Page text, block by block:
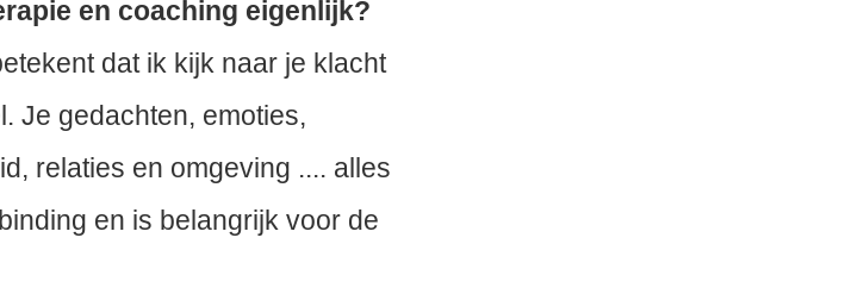
en coaching eigenlijk?
dat ik kijk naar je klacht
Je gedachten, emoties,
relaties en omgeving .... alles
en is belangrijk voor de